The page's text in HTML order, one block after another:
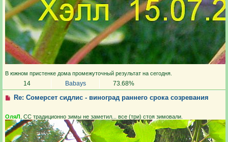
В южном пристенке дома промежуточный результат на сегодня.
14 Babays 73.68%
Re: Сомерсет сидлис - виноград раннего срока созревания
ОляЛ , СС традиционно зимы не заметил... все (три) стоя зимовали.